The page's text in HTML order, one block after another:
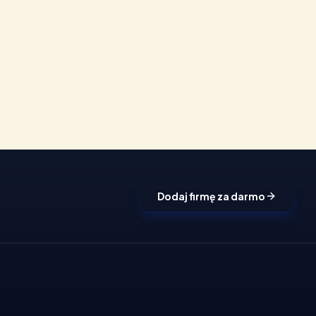
Dodaj firmę za darmo